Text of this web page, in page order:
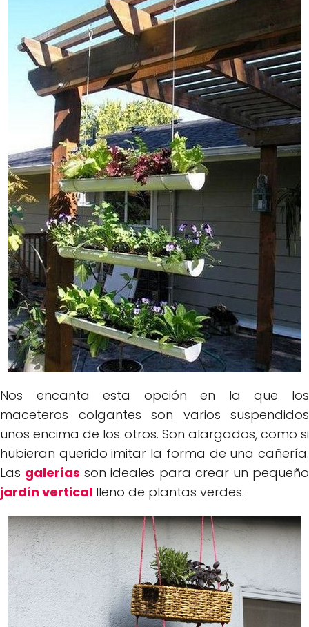
Nos encanta esta opción en la que los
maceteros colgantes son varios suspendidos
unos encima de los otros. Son alargados, como si
hubieran querido imitar la forma de una cañería.
Las galerías son ideales para crear un pequeño
jardín vertical lleno de plantas verdes.